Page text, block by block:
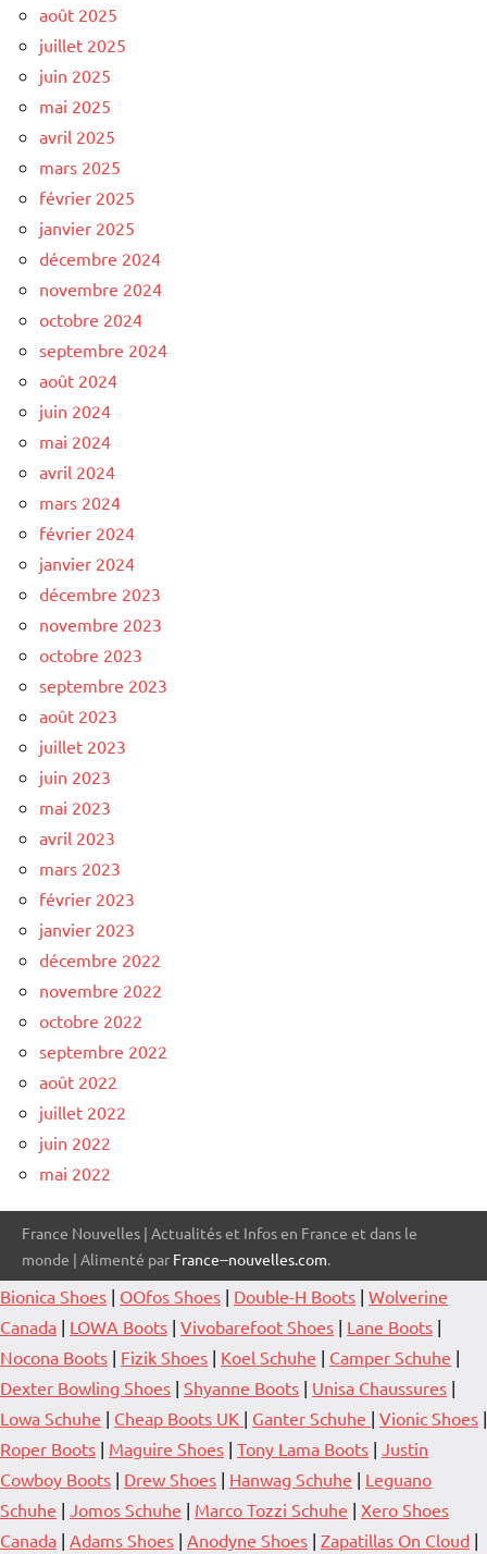
août 2025
juillet 2025
juin 2025
mai 2025
avril 2025
mars 2025
février 2025
janvier 2025
décembre 2024
novembre 2024
octobre 2024
septembre 2024
août 2024
juin 2024
mai 2024
avril 2024
mars 2024
février 2024
janvier 2024
décembre 2023
novembre 2023
octobre 2023
septembre 2023
août 2023
juillet 2023
juin 2023
mai 2023
avril 2023
mars 2023
février 2023
janvier 2023
décembre 2022
novembre 2022
octobre 2022
septembre 2022
août 2022
juillet 2022
juin 2022
mai 2022
France Nouvelles | Actualités et Infos en France et dans le
monde | Alimenté par France--nouvelles.com
Bionica Shoes | OOfos Shoes | Double-H Boots | Wolverine
Canada | LOWA Boots | Vivobarefoot Shoes | Lane Boots |
Nocona Boots | Fizik Shoes | Koel Schuhe | Camper Schuhe |
Dexter Bowling Shoes | Shyanne Boots | Unisa Chaussures |
Lowa Schuhe | Cheap Boots UK | Ganter Schuhe | Vionic Shoes |
Roper Boots | Maguire Shoes | Tony Lama Boots | Justin
Cowboy Boots | Drew Shoes | Hanwag Schuhe | Leguano
Schuhe | Jomos Schuhe | Marco Tozzi Schuhe | Xero Shoes
Canada | Adams Shoes | Anodyne Shoes | Zapatillas On Cloud |